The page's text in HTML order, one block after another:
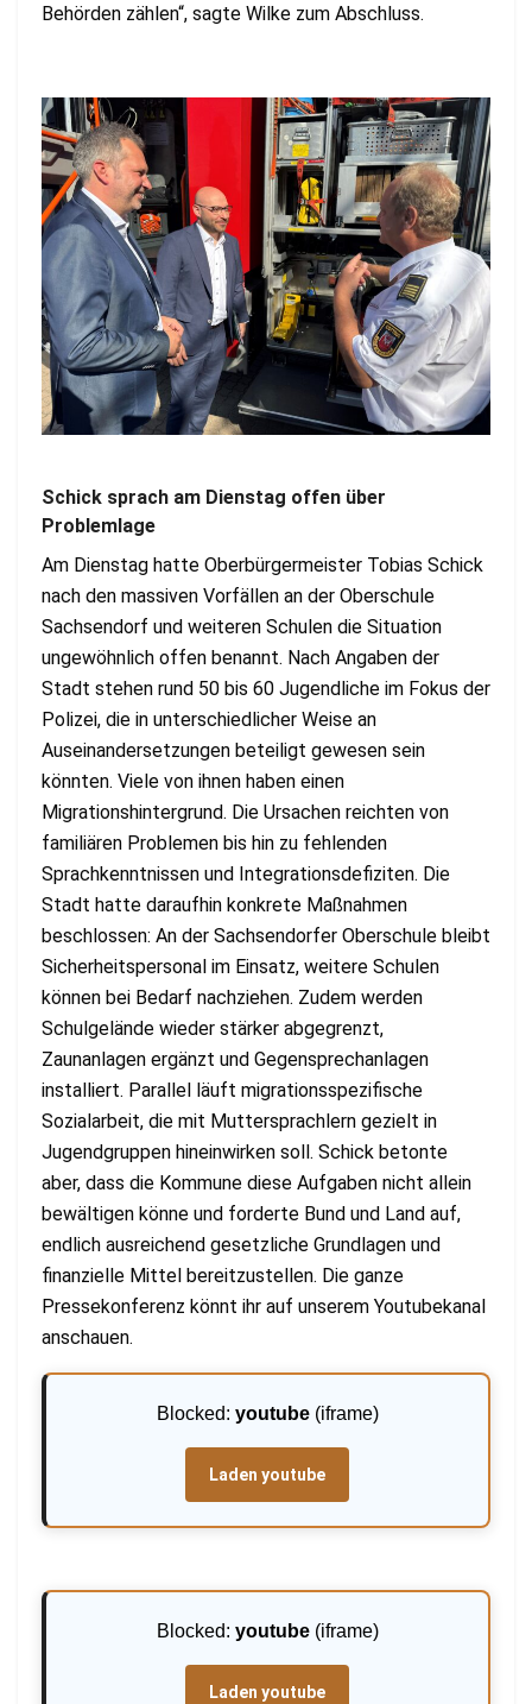
Behörden zählen“, sagte Wilke zum Abschluss.
Schick sprach am Dienstag offen über
Problemlage
Am Dienstag hatte Oberbürgermeister Tobias Schick
nach den massiven Vorfällen an der Oberschule
Sachsendorf und weiteren Schulen die Situation
ungewöhnlich offen benannt. Nach Angaben der
Stadt stehen rund 50 bis 60 Jugendliche im Fokus der
Polizei, die in unterschiedlicher Weise an
Auseinandersetzungen beteiligt gewesen sein
könnten. Viele von ihnen haben einen
Migrationshintergrund. Die Ursachen reichten von
familiären Problemen bis hin zu fehlenden
Sprachkenntnissen und Integrationsdefiziten. Die
Stadt hatte daraufhin konkrete Maßnahmen
beschlossen: An der Sachsendorfer Oberschule bleibt
Sicherheitspersonal im Einsatz, weitere Schulen
können bei Bedarf nachziehen. Zudem werden
Schulgelände wieder stärker abgegrenzt,
Zaunanlagen ergänzt und Gegensprechanlagen
installiert. Parallel läuft migrationsspezifische
Sozialarbeit, die mit Muttersprachlern gezielt in
Jugendgruppen hineinwirken soll. Schick betonte
aber, dass die Kommune diese Aufgaben nicht allein
bewältigen könne und forderte Bund und Land auf,
endlich ausreichend gesetzliche Grundlagen und
finanzielle Mittel bereitzustellen. Die ganze
Pressekonferenz könnt ihr auf unserem Youtubekanal
anschauen.
Blocked: youtube(iframe)
Laden youtube
Blocked: youtube(iframe)
Laden youtube